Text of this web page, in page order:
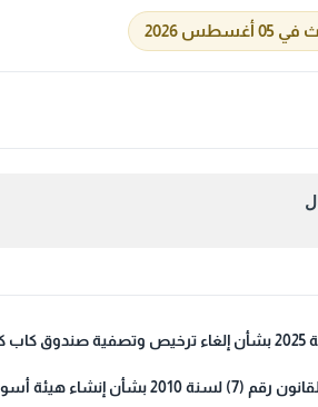
2026
الأوراق المالية ولائحته التنفيذية وتعديلاتهما،